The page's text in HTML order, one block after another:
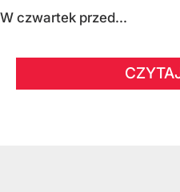
W czwartek przed...